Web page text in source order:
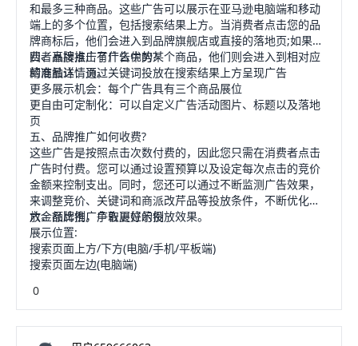
和最多三种商品。这些广告可以展示在亚马逊电脑端和移动
端上的多个位置，包括搜索结果上方。当消费者点击您的品
牌商标后，他们会进入到品牌旗舰店或直接的落地页;如果消
费者直接点击了广告中的某个商品，他们则会进入到相对应
的商品详情页。
四、品牌推广有什么优势?
精准触达：通过关键词投放在搜索结果上方呈现广告
更多展示机会：每个广告具有三个商品展位
更自由可定制化：可以自定义广告活动图片、标题以及落地
页
五、品牌推广如何收费?
这些广告是按照点击次数付费的，因此您只需在消费者点击
广告时付费。您可以通过设置预算以及设定每次点击的竞价
金额来控制支出。同时，您还可以通过不断监测广告效果，
来调整竞价、关键词和商派改芹品等投放条件，不断优化投
放金额比例，争取更好的投放效果。
六、品牌推广广告展位示例
展示位置:
搜索页面上方/下方(电脑/手机/平板端)
搜索页面左边(电脑端)
0